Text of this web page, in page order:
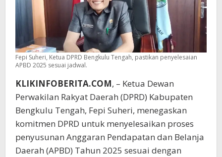
Fepi Suheri, Ketua DPRD Bengkulu Tengah, pastikan penyelesaian
APBD 2025 sesuai jadwal.
KLIKINFOBERITA.COM, – Ketua Dewan
Perwakilan Rakyat Daerah (DPRD) Kabupaten
Bengkulu Tengah, Fepi Suheri, menegaskan
komitmen DPRD untuk menyelesaikan proses
penyusunan Anggaran Pendapatan dan Belanja
Daerah (APBD) Tahun 2025 sesuai dengan